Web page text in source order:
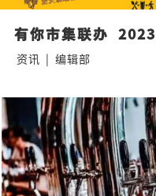
有你市集联办
资讯 | 编辑部